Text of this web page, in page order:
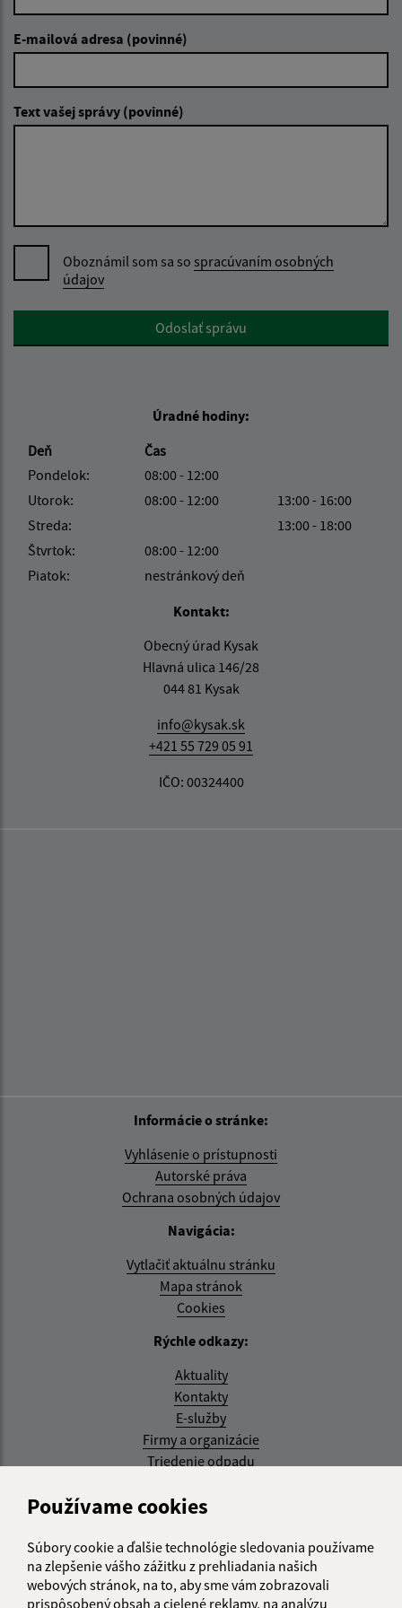
Používame cookies
Súbory cookie a ďalšie technológie sledovania používame
na zlepšenie vášho zážitku z prehliadania našich
webových stránok, na to, aby sme vám zobrazovali
prispôsobený obsah a cielené reklamy, na analýzu
E-mailová adresa (povinné)
Text vašej správy (povinné)
Oboznámil som sa so spracúvaním osobných
údajov
Google reCaptcha ResponseOdoslať správu
Úradné hodiny:
Deň
Čas
Pondelok:
08:00 - 12:00
Utorok:
08:00 - 12:00
13:00 - 16:00
Streda:
13:00 - 18:00
Štvrtok:
08:00 - 12:00
Piatok:
nestránkový deň
Kontakt:
Obecný úrad Kysak
Hlavná ulica 146/28
044 81 Kysak
info@kysak.sk
+421 55 729 05 91
IČO: 00324400
Informácie o stránke:
Vyhlásenie o prístupnosti
Autorské práva
Ochrana osobných údajov
Navigácia:
Vytlačiť aktuálnu stránku
Mapa stránok
Cookies
Rýchle odkazy:
Aktuality
Kontakty
E-služby
Firmy a organizácie
Triedenie odpadu
Aktualizované:
RSS
Správca obsahu: